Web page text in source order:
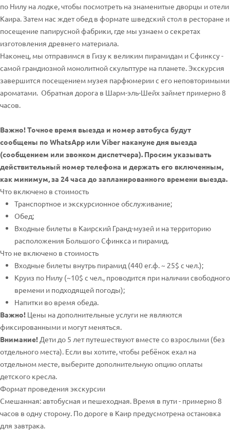
по Нилу на лодке, чтобы посмотреть на знаменитые дворцы и отели
Каира. Затем нас ждет обед в формате шведский стол в ресторане и
посещение папирусной фабрики, где мы узнаем о секретах
изготовления древнего материала.
Наконец, мы отправимся в Гизу к великим пирамидам и Сфинксу -
самой грандиозной монолитной скульптуре на планете. Экскурсия
завершится посещением музея парфюмерии с его неповторимыми
ароматами. Обратная дорога в Шарм-эль-Шейх займет примерно 8
часов.
Важно! Точное время выезда и номер автобуса будут
сообщены по WhatsApp или Viber накануне дня выезда
(сообщением или звонком диспетчера). Просим указывать
действительный номер телефона и держать его включенным,
как минимум, за 24 часа до запланированного времени выезда.
Что включено в стоимость
Транспортное и экскурсионное обслуживание;
Обед;
Входные билеты в Каирский Гранд-музей и на территорию
расположения Большого Сфинкса и пирамид.
Что не включено в стоимость
Входные билеты внутрь пирамид (440 ег.ф. ~ 25$ с чел.);
Круиз по Нилу (~10$ с чел., проводится при наличии свободного
времени и подходящей погоды);
Напитки во время обеда.
Важно! Цены на дополнительные услуги не являются
фиксированными и могут меняться.
Внимание! Дети до 5 лет путешествуют вместе со взрослыми (без
отдельного места). Если вы хотите, чтобы ребёнок ехал на
отдельном месте, выберите дополнительную опцию оплаты
детского кресла.
Формат проведения экскурсии
Смешанная: автобусная и пешеходная. Время в пути - примерно 8
часов в одну сторону. По дороге в Каир предусмотрена остановка
для завтрака.